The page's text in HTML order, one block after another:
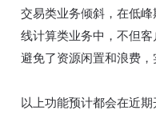
交易类业务倾斜，在低
线计算类业务中，不但
避免了资源闲置和浪费，
以上功能预计都会在近期